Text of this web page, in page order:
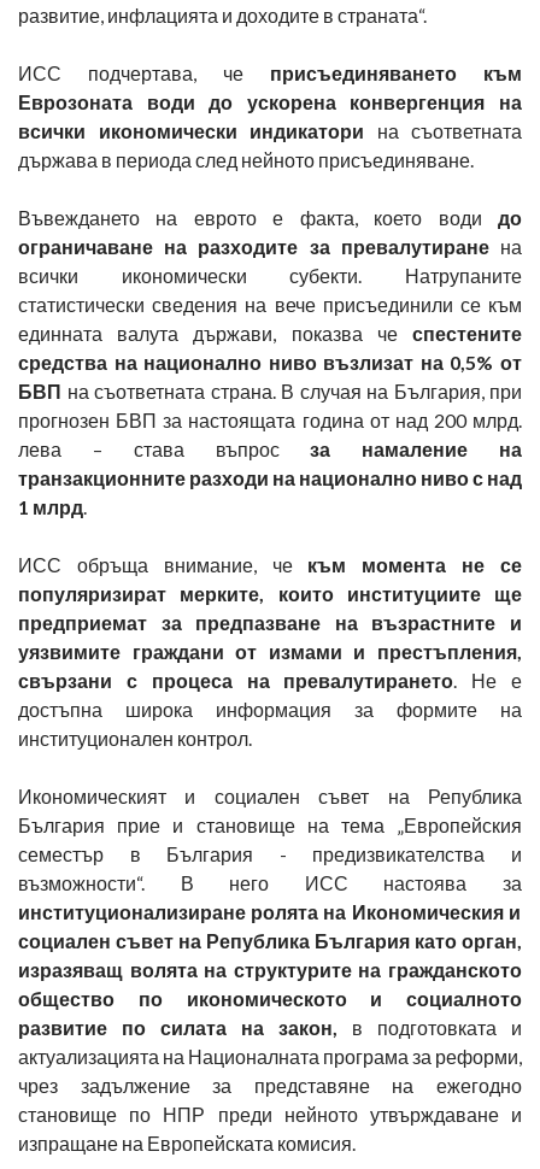
развитие, инфлацията и доходите в страната“.
ИСС подчертава, че присъединяването към
Еврозоната води до ускорена конвергенция на
всички икономически индикатори на съответната
държава в периода след нейното присъединяване.
Въвеждането на еврото е факта, което води до
ограничаване на разходите за превалутиранена
всички икономически субекти. Натрупаните
статистически сведения на вече присъединили се към
единната валута държави, показва че спестените
средства на национално ниво възлизат на 0,5% от
БВП на съответната страна. В случая на България, при
прогнозен БВП за настоящата година от над 200 млрд.
лева – става въпросза намаление на
транзакционните разходи на национално ниво с над
1 млрд.
ИСС обръща внимание, че към момента не се
популяризират мерките, които институциите ще
предприемат за предпазване на възрастните и
уязвимите граждани от измами и престъпления,
свързани с процеса на превалутирането. Не е
достъпна широка информация за формите на
институционален контрол.
Икономическият и социален съвет на Република
България прие и становище на тема „Европейския
семестър в България - предизвикателства и
възможности“. В него ИСС настоява за
институционализиране ролята на Икономическия и
социален съвет на Република България като орган,
изразяващ волята на структурите на гражданското
общество по икономическото и социалното
развитие по силата на закон, в подготовката и
актуализацията на Националната програма за реформи,
чрез задължение за представяне на ежегодно
становище по НПР преди нейното утвърждаване и
изпращане на Европейската комисия.